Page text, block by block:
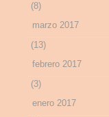
(8)
marzo 2017
(13)
febrero 2017
(3)
enero 2017